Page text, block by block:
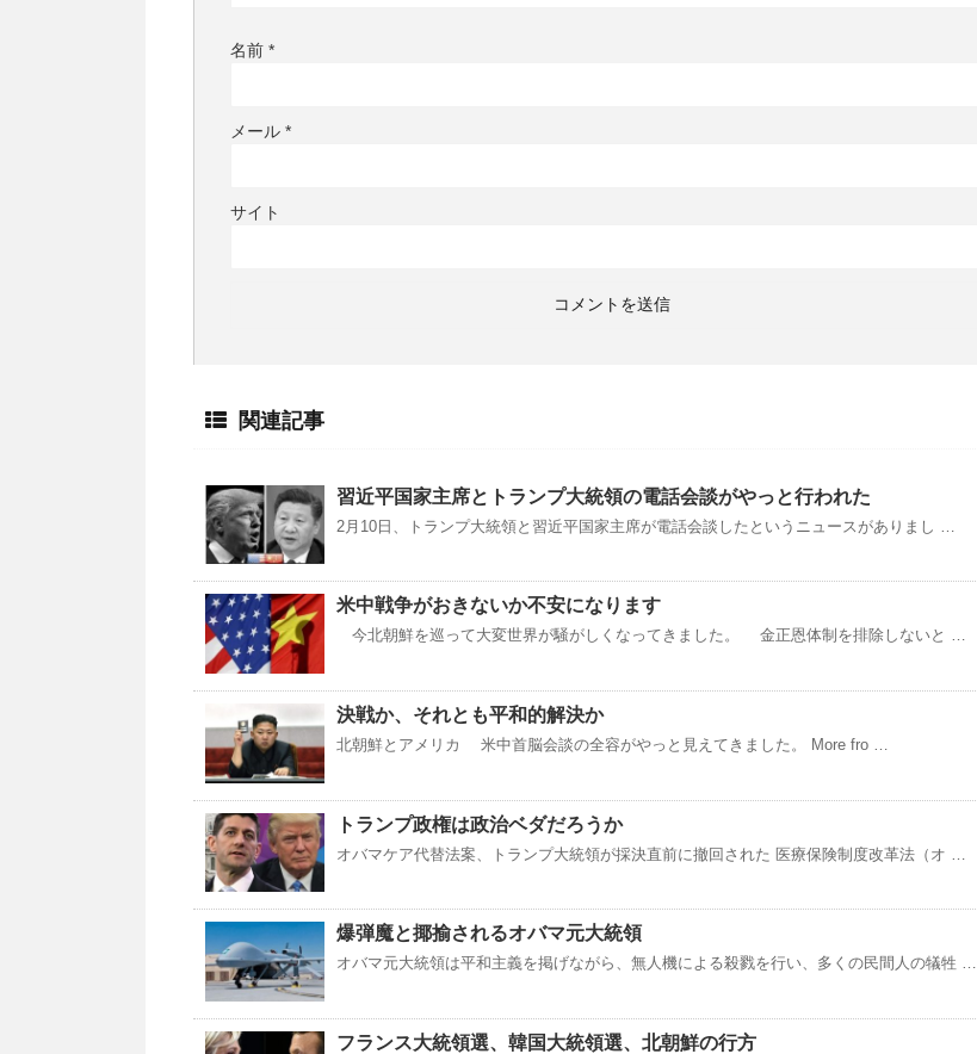
名前 *
メール *
サイト
関連記事
習近平国家主席とトランプ大統領の電話会談がやっと行われた
2月10日、トランプ大統領と習近平国家主席が電話会談したというニュースがありまし …
米中戦争がおきないか不安になります
今北朝鮮を巡って大変世界が騒がしくなってきました。 金正恩体制を排除しないと …
決戦か、それとも平和的解決か
北朝鮮とアメリカ 米中首脳会談の全容がやっと見えてきました。 More fro …
トランプ政権は政治ベダだろうか
オバマケア代替法案、トランプ大統領が採決直前に撤回された 医療保険制度改革法（オ …
爆弾魔と揶揄されるオバマ元大統領
オバマ元大統領は平和主義を掲げながら、無人機による殺戮を行い、多くの民間人の犠牲 …
フランス大統領選、韓国大統領選、北朝鮮の行方